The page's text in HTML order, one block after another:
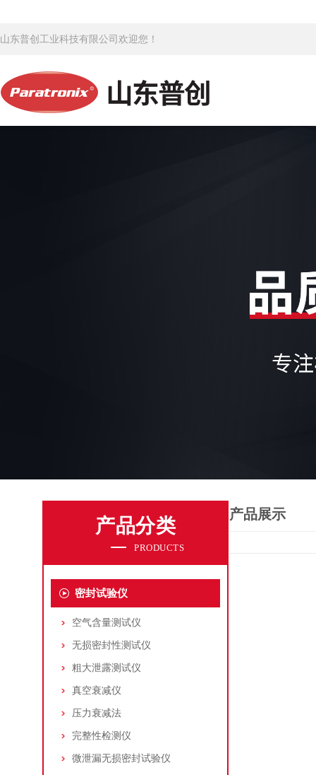
山东普创工业科技有限公司欢迎您！
产品分类
PRODUCTS
密封试验仪
空气含量测试仪
无损密封性测试仪
粗大泄露测试仪
真空衰减仪
压力衰减法
完整性检测仪
微泄漏无损密封试验仪
产品展示